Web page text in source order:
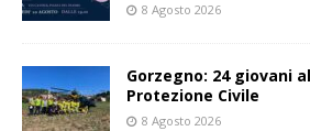
8 Agosto 2026
Gorzegno: 24 giovani
Protezione Civile
8 Agosto 2026